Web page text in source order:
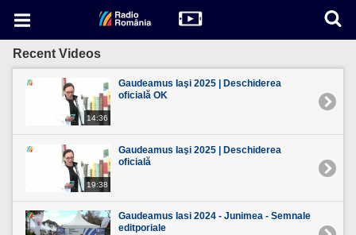
Recent Videos
14:36
Gaudeamus Iaşi 2025 | Deschiderea
oficială OK
19:38
Gaudeamus Iaşi 2025 | Deschiderea
oficială
Gaudeamus Iasi 2024 - Junimea - Semnale
editporiale